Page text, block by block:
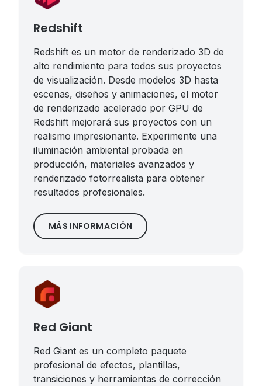
Redshift
Redshift es un motor de renderizado 3D de
alto rendimiento para todos sus proyectos
de visualización. Desde modelos 3D hasta
escenas, diseños y animaciones, el motor
de renderizado acelerado por GPU de
Redshift mejorará sus proyectos con un
realismo impresionante. Experimente una
iluminación ambiental probada en
producción, materiales avanzados y
renderizado fotorrealista para obtener
resultados profesionales.
MÁS INFORMACIÓN
Red Giant
Red Giant es un completo paquete
profesional de efectos, plantillas,
transiciones y herramientas de corrección